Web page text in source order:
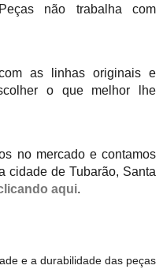
não trabalha com
as linhas originais e
o que melhor lhe
no mercado e contamos
cidade de Tubarão, Santa
aqui.
e a durabilidade das peças